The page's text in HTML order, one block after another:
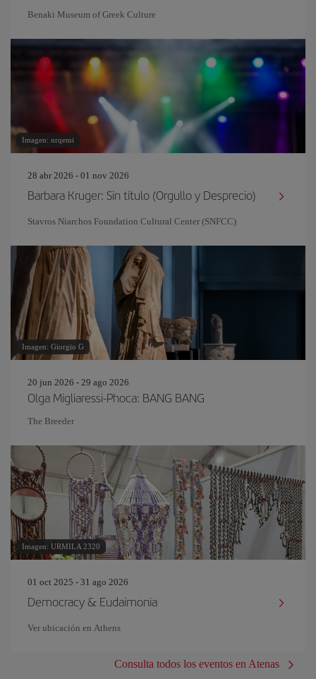
Benaki Museum of Greek Culture
Imagen: nrqemi
28 abr 2026 - 01 nov 2026
Barbara Kruger: Sin título (Orgullo y Desprecio)
Stavros Niarchos Foundation Cultural Center (SNFCC)
Imagen: Giorgio G
20 jun 2026 - 29 ago 2026
Olga Migliaressi-Phoca: BANG BANG
The Breeder
Imagen: URMILA 2320
01 oct 2025 - 31 ago 2026
Democracy & Eudaimonia
Ver ubicación en Athens
Consulta todos los eventos en Atenas